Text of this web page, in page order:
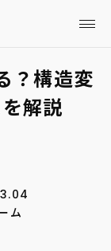
？構造変
解説
ム